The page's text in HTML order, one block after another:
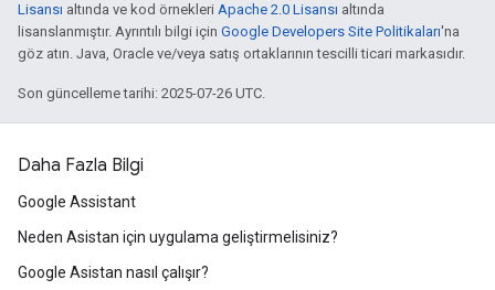
Lisansı altında ve kod örnekleri Apache 2.0 Lisansı altında
lisanslanmıştır. Ayrıntılı bilgi için Google Developers Site Politikaları'na
göz atın. Java, Oracle ve/veya satış ortaklarının tescilli ticari markasıdır.
Son güncelleme tarihi: 2025-07-26 UTC.
Daha Fazla Bilgi
Google Assistant
Neden Asistan için uygulama geliştirmelisiniz?
Google Asistan nasıl çalışır?